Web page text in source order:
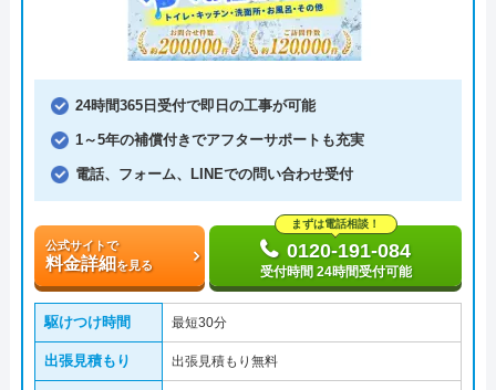
24時間365日受付で即日の工事が可能
1～5年の補償付きでアフターサポートも充実
電話、フォーム、LINEでの問い合わせ受付
公式サイトで
料金詳細を見る
まずは電話相談！
0120-191-084
受付時間 24時間受付可能
駆けつけ時間 最短30分
出張見積もり 出張見積もり無料